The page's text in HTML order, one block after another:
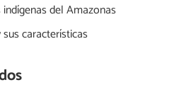
del Amazonas
características